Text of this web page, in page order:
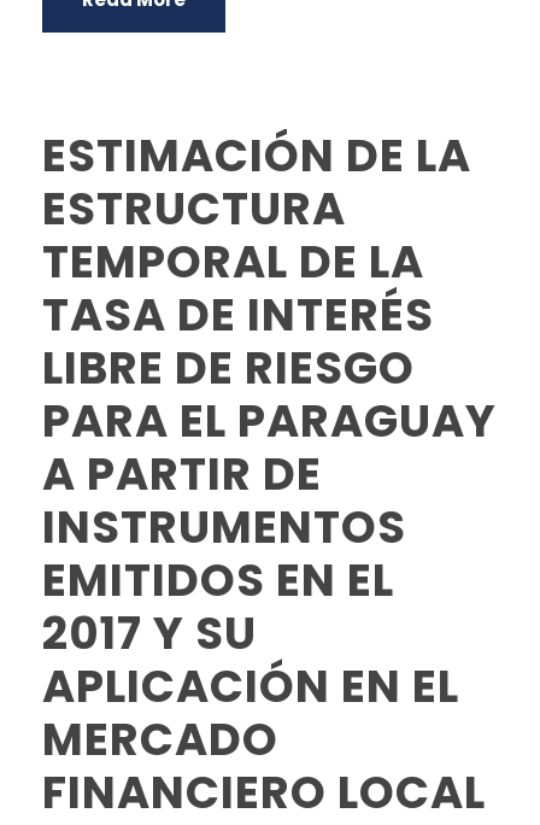
ESTIMACIÓN DE LA
ESTRUCTURA
TEMPORAL DE LA
TASA DE INTERÉS
LIBRE DE RIESGO
PARA EL PARAGUAY
A PARTIR DE
INSTRUMENTOS
EMITIDOS EN EL
2017 Y SU
APLICACIÓN EN EL
MERCADO
FINANCIERO LOCAL